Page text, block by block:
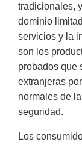
tradicionales,
dominio
servicios y la
son los
probados que
extranjeras
normales de
seguridad.
Los